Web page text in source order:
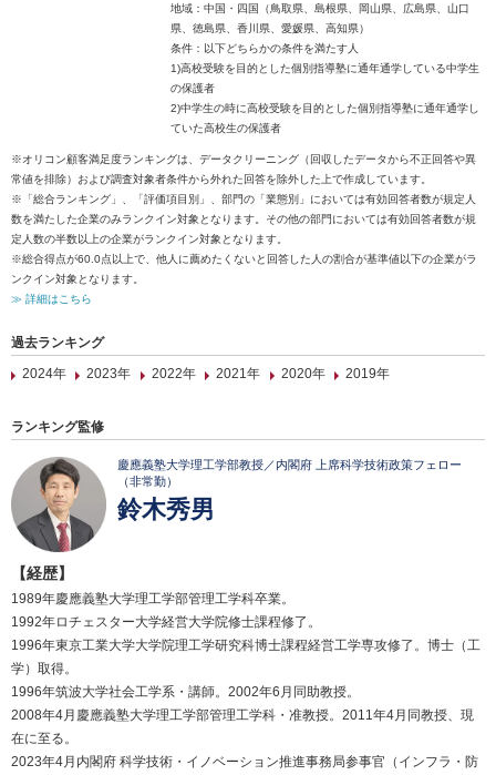
地域：中国・四国（鳥取県、島根県、岡山県、広島県、山口
県、徳島県、香川県、愛媛県、高知県）
条件：以下どちらかの条件を満たす人
1)高校受験を目的とした個別指導塾に通年通学している中学生
の保護者
2)中学生の時に高校受験を目的とした個別指導塾に通年通学し
ていた高校生の保護者
※オリコン顧客満足度ランキングは、データクリーニング（回収したデータから不正回答や異
常値を排除）および調査対象者条件から外れた回答を除外した上で作成しています。
※「総合ランキング」、「評価項目別」、部門の「業態別」においては有効回答者数が規定人
数を満たした企業のみランクイン対象となります。その他の部門においては有効回答者数が規
定人数の半数以上の企業がランクイン対象となります。
※総合得点が60.0点以上で、他人に薦めたくないと回答した人の割合が基準値以下の企業がラ
ンクイン対象となります。
≫ 詳細はこちら
過去ランキング
2024年
2023年 2022年 2021年 2020年 2019年
ランキング監修
慶應義塾大学理工学部教授／内閣府 上席科学技術政策フェロー
（非常勤）
鈴木秀男
【経歴】
1989年慶應義塾大学理工学部管理工学科卒業。
1992年ロチェスター大学経営大学院修士課程修了。
1996年東京工業大学大学院理工学研究科博士課程経営工学専攻修了。博士（工
学）取得。
1996年筑波大学社会工学系・講師。2002年6月同助教授。
2008年4月慶應義塾大学理工学部管理工学科・准教授。2011年4月同教授、現
在に至る。
2023年4月内閣府 科学技術・イノベーション推進事務局参事官（インフラ・防